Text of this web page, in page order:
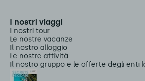
I nostri viaggi
I nostri tour
Le nostre vacanze
Il nostro alloggio
Le nostre attività
Il nostro gruppo e le offerte degli enti